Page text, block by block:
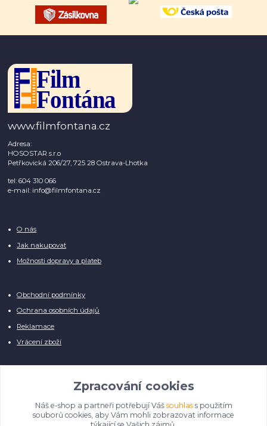
www.filmfontana.cz
Adresa:
HOSOSTAR s.r.o
Petřkovická 206/27, 725 28 Ostrava-Lhotka
tel: 604 310 066
e-mail: info@filmfontana.cz
O nás
Jak nakupovat
Možnosti dopravy a plateb
Obchodní podmínky
Ochrana osobních údajů
Reklamace
Vrácení zboží
Manuálně pro Vás kontrolujeme každý produkt, přesto se může stát, že u
několika z nich je vyobrazen pouze obrázek informativního charakteru.
Zpracování cookies
Náš e-shop a partneři potřebují Váš souhlass použitím
souborů cookies, aby Vám mohli zobrazovat informace